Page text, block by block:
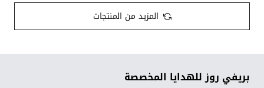
المزيد من المنتجات
بريفي روز للهدايا المخصصة